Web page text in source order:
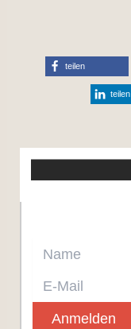
teilen
teilen
Anmelden